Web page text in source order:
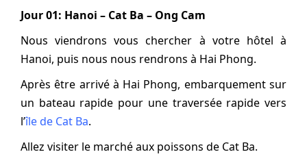
Jour 01: Hanoi – Cat Ba – Ong Cam
Nous viendrons vous chercher à votre hôtel à
Hanoi, puis nous nous rendrons à Hai Phong.
Après être arrivé à Hai Phong, embarquement sur
un bateau rapide pour une traversée rapide vers
l’île de Cat Ba.
Allez visiter le marché aux poissons de Cat Ba.